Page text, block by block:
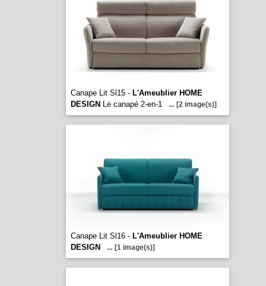
Canape Lit Sl15 - L'Ameublier HOME
DESIGN Le canapé 2-en-1 ... [2 image(s)]
Canape Lit Sl16 - L'Ameublier HOME
DESIGN
... [1 image(s)]